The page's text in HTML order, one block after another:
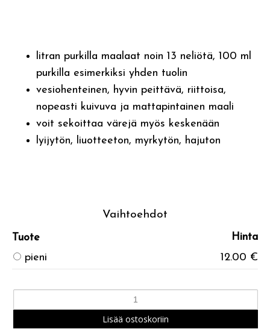
litran purkilla maalaat noin 13 neliötä, 100 ml
purkilla esimerkiksi yhden tuolin
vesiohenteinen, hyvin peittävä, riittoisa,
nopeasti kuivuva ja mattapintainen maali
voit sekoittaa värejä myös keskenään
lyijytön, liuotteeton, myrkytön, hajuton
Vaihtoehdot
Tuote
Hinta
pieni
12.00 €